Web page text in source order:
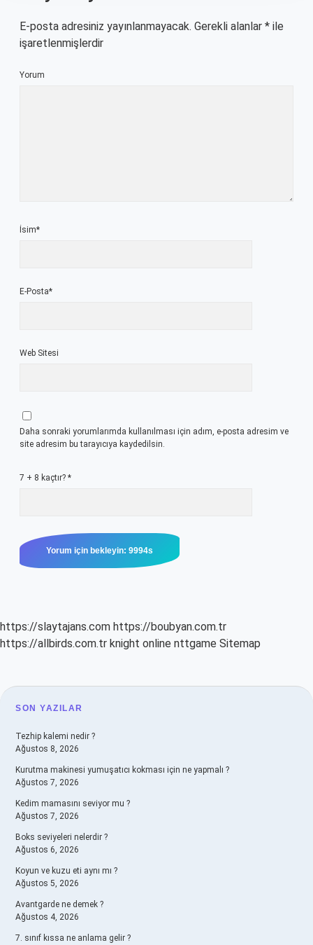
E-posta adresiniz yayınlanmayacak. Gerekli alanlar * ile
işaretlenmişlerdir
Yorum
İsim*
E-Posta*
Web Sitesi
Daha sonraki yorumlarımda kullanılması için adım, e-posta adresim ve
site adresim bu tarayıcıya kaydedilsin.
7 + 8 kaçtır? *
https://slaytajans.com https://boubyan.com.tr
https://allbirds.com.tr knight online nttgame Sitemap
SIDEBAR
SON YAZILAR
Tezhip kalemi nedir ?
Ağustos 8, 2026
Kurutma makinesi yumuşatıcı kokması için ne yapmalı ?
Ağustos 7, 2026
Kedim mamasını seviyor mu ?
Ağustos 7, 2026
Boks seviyeleri nelerdir ?
Ağustos 6, 2026
Koyun ve kuzu eti aynı mı ?
Ağustos 5, 2026
Avantgarde ne demek ?
Ağustos 4, 2026
7. sınıf kıssa ne anlama gelir ?